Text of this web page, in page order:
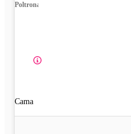
Poltrona
Cama